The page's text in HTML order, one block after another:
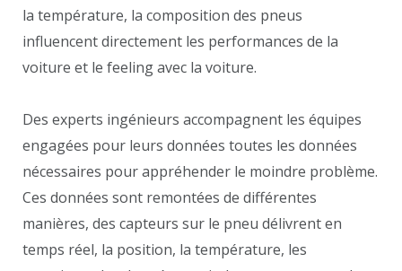
la température, la composition des pneus
influencent directement les performances de la
voiture et le feeling avec la voiture.
Des experts ingénieurs accompagnent les équipes
engagées pour leurs données toutes les données
nécessaires pour appréhender le moindre problème.
Ces données sont remontées de différentes
manières, des capteurs sur le pneu délivrent en
temps réel, la position, la température, les